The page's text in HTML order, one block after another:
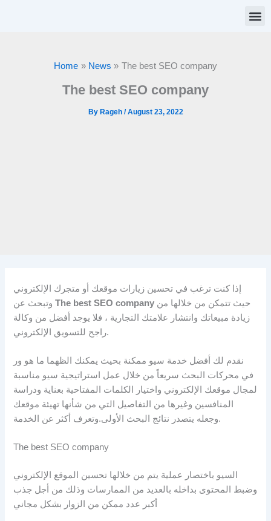
Home News The best SEO company
The best SEO company
By Rageh /August 23, 2022
إذا كنت ترغب في تحسين زيارات موقعك أو متجرك الإلكتروني
وتبحث عنThe best SEO company
زيادة مبيعاتك وانتشار علامتك التجارية ، فلا يوجد أفضل من وكالة
راجح للتسويق الإلكتروني.
نقدم لك أفضل خدمة سيو ممكنة بحيث يمكنك الظهما ما هو ور
في محركات البحث سريعاً من خلال عمل استراتيجية سيو مناسبة
لمجال موقعك الإلكتروني واختيار الكلمات المفتاحية بعناية ودراسة
المنافسين وغيرها من التفاصيل التي من شأنها تهيئة موقعك
وجعله يتصدر نتائج البحث الأولى.وتعرف أكثر عن الخدمة.
The best SEO company
السيو باختصار عملية يتم من خلالها تحسين الموقع الإلكتروني
وضبط المحتوى بداخله بالعديد من الممارسات وذلك من أجل جذب
أكبر عدد ممكن من الزوار بشكل مجاني